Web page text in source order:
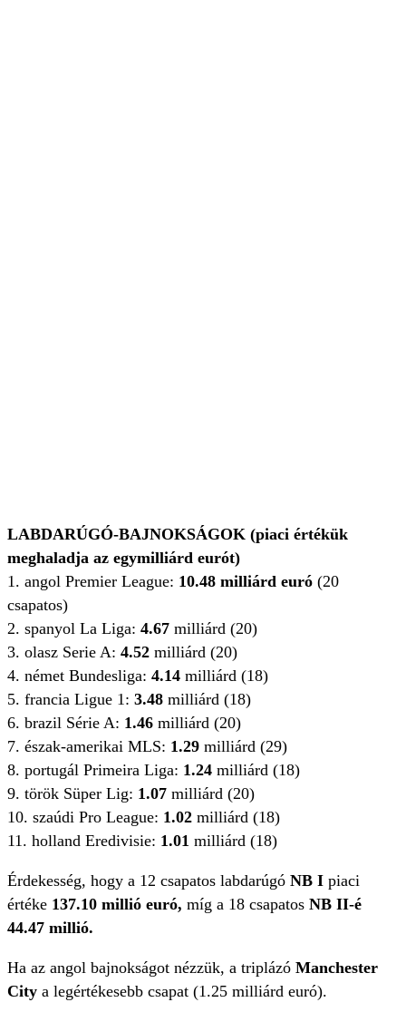
LABDARÚGÓ-BAJNOKSÁGOK (piaci értékük
meghaladja az egymilliárd eurót)
1. angol Premier League: 10.48 milliárd euró (20
csapatos)
2. spanyol La Liga: 4.67 milliárd (20)
3. olasz Serie A: 4.52 milliárd (20)
4. német Bundesliga: 4.14 milliárd (18)
5. francia Ligue 1: 3.48 milliárd (18)
6. brazil Série A: 1.46 milliárd (20)
7. észak-amerikai MLS: 1.29 milliárd (29)
8. portugál Primeira Liga: 1.24 milliárd (18)
9. török Süper Lig: 1.07 milliárd (20)
10. szaúdi Pro League: 1.02 milliárd (18)
11. holland Eredivisie: 1.01 milliárd (18)
Érdekesség, hogy a 12 csapatos labdarúgó NB I piaci
értéke 137.10 millió euró, míg a 18 csapatos NB II-é
44.47 millió.
Ha az angol bajnokságot nézzük, a triplázó Manchester
City a legértékesebb csapat (1.25 milliárd euró).